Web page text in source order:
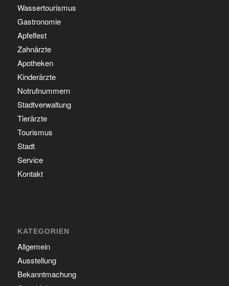
Wassertourismus
Gastronomie
Apfelfest
Zahnärzte
Apotheken
Kinderärzte
Notrufnummern
Stadtverwaltung
Tierärzte
Tourismus
Stadt
Service
Kontakt
KATEGORIEN
Allgemein
Ausstellung
Bekanntmachung